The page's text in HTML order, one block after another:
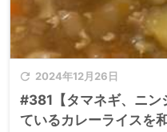
 2024年12月26日
#381【タマネギ、ニン
ているカレーライスを